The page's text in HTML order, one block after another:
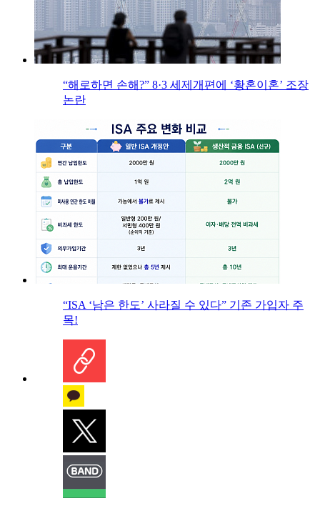
“해로하면 손해?” 8·3 세제개편에 ‘황혼이혼’ 조장
논란
“ISA ‘남은 한도’ 사라질 수 있다” 기존 가입자 주
목!